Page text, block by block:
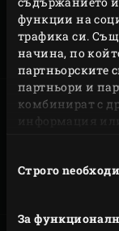
функции на
трафика си.
начина, по
партньорските
партньори и
комбинират с
информация
наСтрого
За
Запознайте се
във вашия
веднага…).